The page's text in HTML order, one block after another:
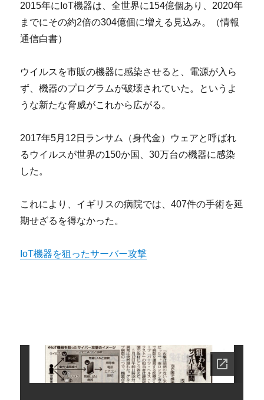
2015年にIoT機器は、全世界に154億個あり、2020年
までにその約2倍の304億個に増える見込み。（情報
通信白書）
ウイルスを市販の機器に感染させると、電源が入ら
ず、機器のプログラムが破壊されていた。というよ
うな新たな脅威がこれから広がる。
2017年5月12日ランサム（身代金）ウェアと呼ばれ
るウイルスが世界の150か国、30万台の機器に感染
した。
これにより、イギリスの病院では、407件の手術を延
期せざるを得なかった。
IoT機器を狙ったサーバー攻撃